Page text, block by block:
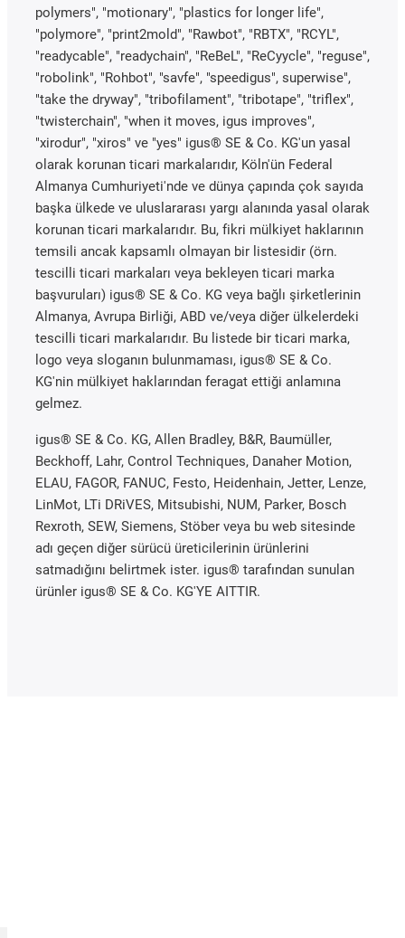
polymers", "motionary", "plastics for longer life",
"polymore", "print2mold", "Rawbot", "RBTX", "RCYL",
"readycable", "readychain", "ReBeL", "ReCyycle", "reguse",
"robolink", "Rohbot", "savfe", "speedigus", superwise",
"take the dryway", "tribofilament", "tribotape", "triflex",
"twisterchain", "when it moves, igus improves",
"xirodur", "xiros" ve "yes" igus® SE & Co. KG'un yasal
olarak korunan ticari markalarıdır, Köln'ün Federal
Almanya Cumhuriyeti'nde ve dünya çapında çok sayıda
başka ülkede ve uluslararası yargı alanında yasal olarak
korunan ticari markalarıdır. Bu, fikri mülkiyet haklarının
temsili ancak kapsamlı olmayan bir listesidir (örn.
tescilli ticari markaları veya bekleyen ticari marka
başvuruları) igus® SE & Co. KG veya bağlı şirketlerinin
Almanya, Avrupa Birliği, ABD ve/veya diğer ülkelerdeki
tescilli ticari markalarıdır. Bu listede bir ticari marka,
logo veya sloganın bulunmaması, igus® SE & Co.
KG'nin mülkiyet haklarından feragat ettiği anlamına
gelmez.
igus® SE & Co. KG, Allen Bradley, B&R, Baumüller,
Beckhoff, Lahr, Control Techniques, Danaher Motion,
ELAU, FAGOR, FANUC, Festo, Heidenhain, Jetter, Lenze,
LinMot, LTi DRiVES, Mitsubishi, NUM, Parker, Bosch
Rexroth, SEW, Siemens, Stöber veya bu web sitesinde
adı geçen diğer sürücü üreticilerinin ürünlerini
satmadığını belirtmek ister. igus® tarafından sunulan
ürünler igus® SE & Co. KG'YE AITTIR.